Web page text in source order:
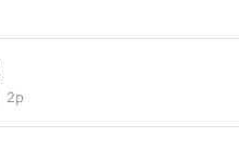
2p